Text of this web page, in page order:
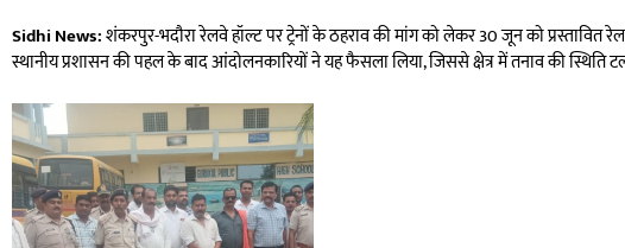
Sidhi News:शंकरपुर-भदौरा रेलवे हॉल्ट पर ट्रेनों के ठहराव की मांग को लेकर 30 जून को
स्थानीय प्रशासन की पहल के बाद आंदोलनकारियों ने यह फैसला लिया, जिससे क्षेत्र में तनाव की स्थिति